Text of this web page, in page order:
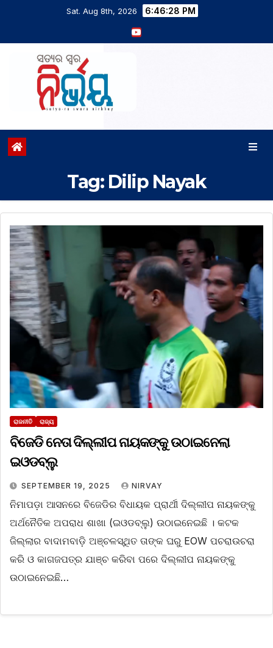
Sat. Aug 8th, 2026 6:46:28 PM
Tag: Dilip Nayak
ରାଜନୀତି ରାଜ୍ୟ
ବିଜେଡି ନେତା ଦିଲ୍ଲୀପ ନାୟକଙ୍କୁ ଉଠାଇନେଲା
ଇଓଡବ୍ଲୁ
SEPTEMBER 19, 2025 NIRVAY
ନିମାପଡ଼ା ଆସନରେ ବିଜେଡିର ବିଧାୟକ ପ୍ରାର୍ଥୀ ଦିଲ୍ଲୀପ ନାୟକଙ୍କୁ
ଅର୍ଥନୈତିକ ଅପରାଧ ଶାଖା (ଇଓଡବ୍ଲୁ) ଉଠାଇନେଇଛି । କଟକ
ଜିଲ୍ଲାର ବାଦାମବାଡ଼ି ଅଞ୍ଚଳସ୍ଥିତ ତାଙ୍କ ଘରୁ EOW ପଚରାଉଚରା
କରି ଓ କାଗଜପତ୍ର ଯାଞ୍ଚ କରିବା ପରେ ଦିଲ୍ଲୀପ ନାୟକଙ୍କୁ
ଉଠାଇନେଇଛି…